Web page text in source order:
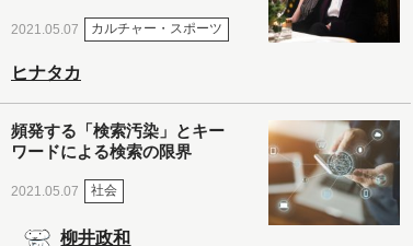
2021.05.07 カルチャー・スポーツ
ヒナタカ
頻発する「検索汚染」とキー
ワードによる検索の限界
2021.05.07 社会
柳井政和